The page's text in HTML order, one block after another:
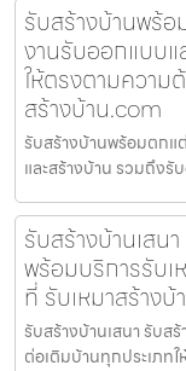
รับสร้างบ้านพร้
งานรับออกแบบ
ให้ตรงตามความ
สร้างบ้าน.com
รับสร้างบ้านพร้อมตกแ
และสร้างบ้าน รวมถึง
รับสร้างบ้านเสน
พร้อมบริการรับเ
ที่ รับเหมาสร้าง
รับสร้างบ้านเสนา รับส
ต่อเติมบ้านทุกประเภท